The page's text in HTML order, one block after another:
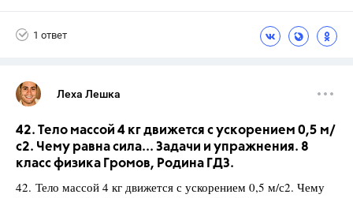
1 ответ
Леха Лешка
42. Тело массой 4 кг движется с ускорением 0,5 м/
с2. Чему равна сила... Задачи и упражнения. 8
класс физика Громов, Родина ГДЗ.
42. Тело массой 4 кг движется с ускорением 0,5 м/с2. Чему